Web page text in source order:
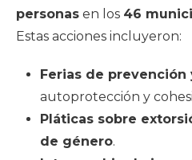
personas en los 46
Estas acciones incluyeron:
Ferias de prevención
autoprotección y
Pláticas sobre
de género.